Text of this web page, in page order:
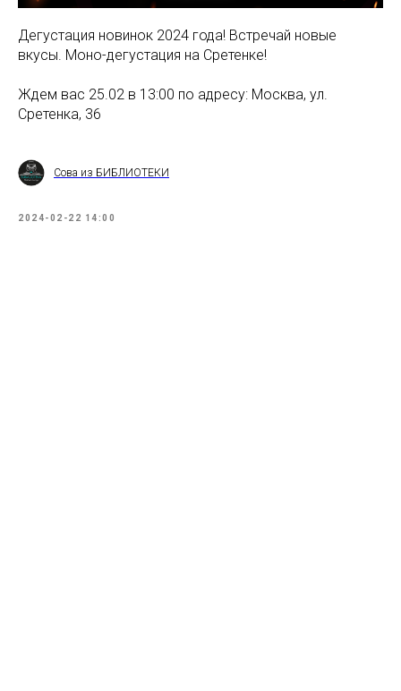
Дегустация новинок 2024 года! Встречай новые
вкусы. Моно-дегустация на Сретенке!
Ждем вас 25.02 в 13:00 по адресу: Москва, ул.
Сретенка, 36
Сова из БИБЛИОТЕКИ
2024-02-22 14:00